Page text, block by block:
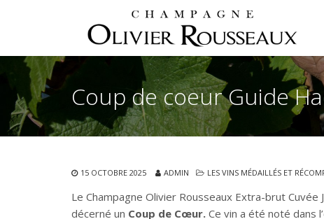
Coup de coeur Guide
15 OCTOBRE 2025 ADMIN LES VINS MÉDAILLÉS ET
Le Champagne Olivier Rousseaux Extra-brut
décerné un Coup de Cœur. Ce vin a été noté dans